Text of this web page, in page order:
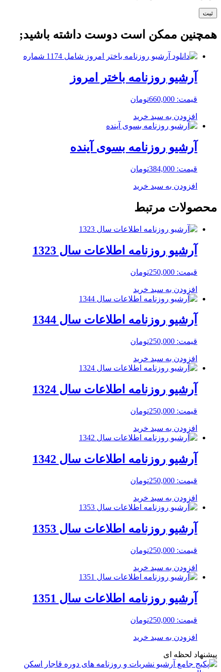
همچنین ممکن است دوست داشته باشید;
آرشیو روزنامه باختر امروز
قیمت: 660,000تومان
افزودن به سبد خرید
آرشیو روزنامه بسوی آینده
قیمت: 384,000تومان
افزودن به سبد خرید
محصولات مرتبط
آرشیو روزنامه اطلاعات سال 1323
قیمت: 250,000تومان
افزودن به سبد خرید
آرشیو روزنامه اطلاعات سال 1344
قیمت: 250,000تومان
افزودن به سبد خرید
آرشیو روزنامه اطلاعات سال 1324
قیمت: 250,000تومان
افزودن به سبد خرید
آرشیو روزنامه اطلاعات سال 1342
قیمت: 250,000تومان
افزودن به سبد خرید
آرشیو روزنامه اطلاعات سال 1353
قیمت: 250,000تومان
افزودن به سبد خرید
آرشیو روزنامه اطلاعات سال 1351
قیمت: 250,000تومان
افزودن به سبد خرید
پیشنهاد لحظه ای